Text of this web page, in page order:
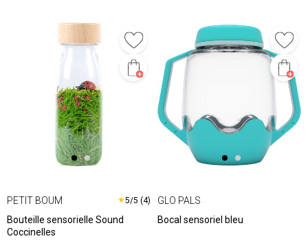
PETIT BOUM ★5/5 (4)
Bouteille sensorielle Sound
Coccinelles
GLO PALS
Bocal sensoriel bleu